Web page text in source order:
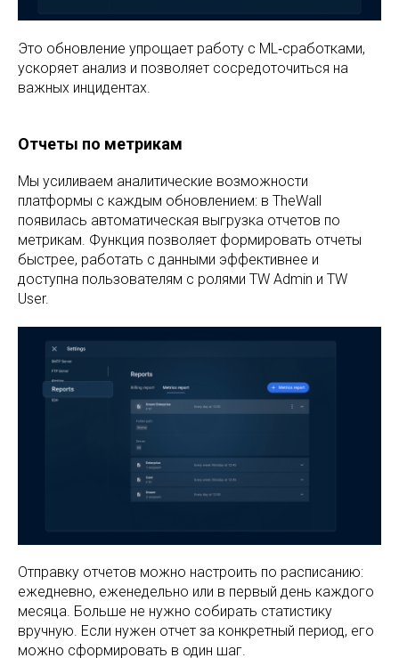
Это обновление упрощает работу с ML‑сработками,
ускоряет анализ и позволяет сосредоточиться на
важных инцидентах.
Отчеты по метрикам
Мы усиливаем аналитические возможности
платформы с каждым обновлением: в TheWall
появилась автоматическая выгрузка отчетов по
метрикам. Функция позволяет формировать отчеты
быстрее, работать с данными эффективнее и
доступна пользователям с ролями TW Admin и TW
User.
Отправку отчетов можно настроить по расписанию:
ежедневно, еженедельно или в первый день каждого
месяца. Больше не нужно собирать статистику
вручную. Если нужен отчет за конкретный период, его
можно сформировать в один шаг.